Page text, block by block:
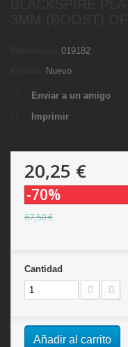
BLACKSPIRE
019182
Nuevo
Enviar a un amigo
Imprimir
20,25 €
-70%
67,50 €
Cantidad
Añadir al carrito